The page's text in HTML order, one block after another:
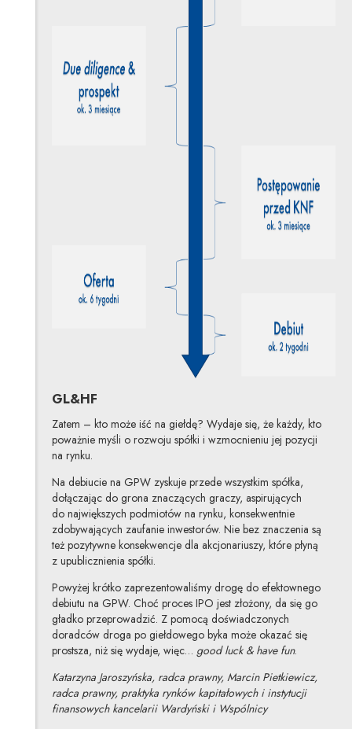
GL&HF
Zatem – kto może iść na giełdę? Wydaje się, że każdy, kto
poważnie myśli o rozwoju spółki i wzmocnieniu jej pozycji
na rynku.
Na debiucie na GPW zyskuje przede wszystkim spółka,
dołączając do grona znaczących graczy, aspirujących
do największych podmiotów na rynku, konsekwentnie
zdobywających zaufanie inwestorów. Nie bez znaczenia są
też pozytywne konsekwencje dla akcjonariuszy, które płyną
z upublicznienia spółki.
Powyżej krótko zaprezentowaliśmy drogę do efektownego
debiutu na GPW. Choć proces IPO jest złożony, da się go
gładko przeprowadzić. Z pomocą doświadczonych
doradców droga po giełdowego byka może okazać się
prostsza, niż się wydaje, więc… good luck & have fun.
Katarzyna Jaroszyńska, radca prawny, Marcin Pietkiewicz,
radca prawny, praktyka rynków kapitałowych i instytucji
finansowych kancelarii Wardyński i Wspólnicy